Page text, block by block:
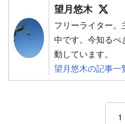
望月悠木
フリーライター
中です。今知るべ
動しています。
望月悠木の記事一
1